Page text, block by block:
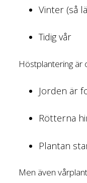
Vinter (så
Tidig vår
Höstplantering är
Jorden är
Rötterna
Plantan
Men även